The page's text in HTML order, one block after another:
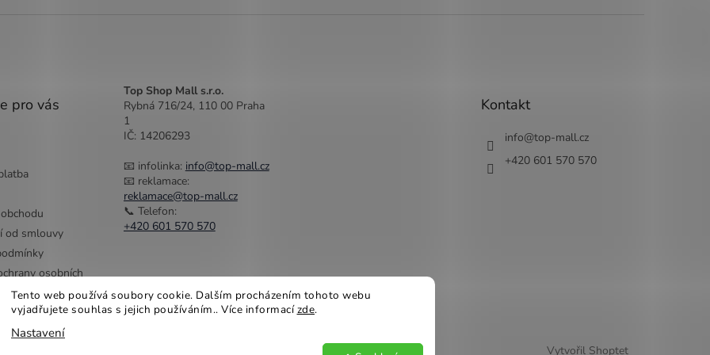
Tento web používá soubory cookie. Dalším procházením tohoto webu
vyjadřujete souhlas s jejich používáním.. Více informacízde.
Nastavení
pro vás
od smlouvy
osobních
Top Shop Mall s.r.o.
Rybná 716/24, 110 00 Praha
1
IČ: 14206293
📧 infolinka: info@top-mall.cz
📧 reklamace:
reklamace@top-mall.cz
📞 Telefon:
+420 601 570 570
Kontakt
info@top-mall.cz
+420 601 570 570
Vytvořil Shoptet
práva vyhrazena.